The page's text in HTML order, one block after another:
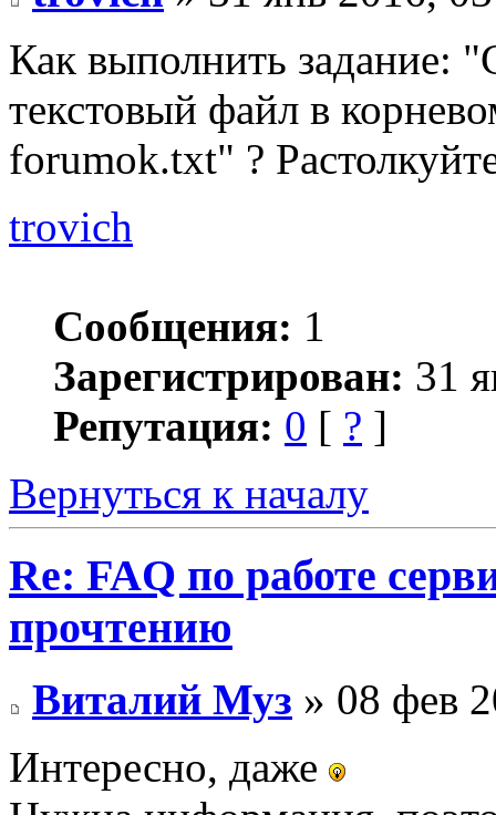
Как выполнить задание:
текстовый файл в
forumok.txt" ?
trovich
Сообщения: 1
Зарегистрирован: 31
Репутация: 0 [ ? ]
Вернуться к началу
Re: FAQ по работе
прочтению
Виталий Муз » 08 фев
Интересно, даже